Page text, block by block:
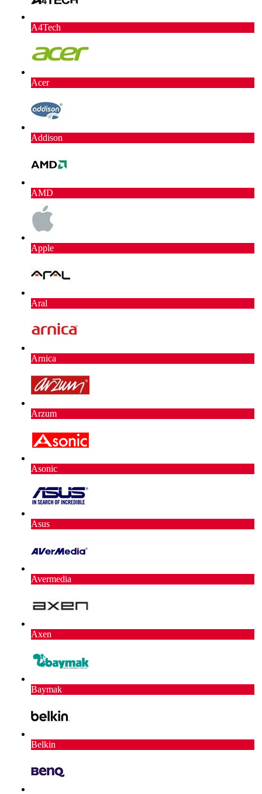
A4Tech
Acer
Addison
AMD
Apple
Aral
Arnica
Arzum
Asonic
Asus
Avermedia
Axen
Baymak
Belkin